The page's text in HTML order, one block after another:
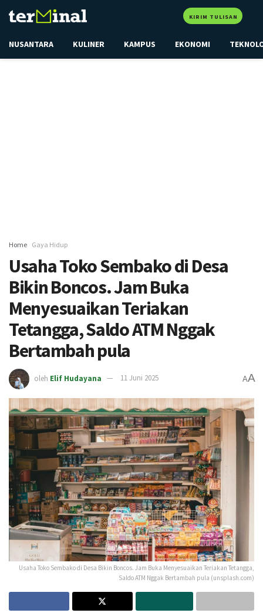
KIRIM TULISAN
NUSANTARA KULINER KAMPUS EKONOMI
Home Gaya Hidup
Usaha Toko Sembako di Desa
Bikin Boncos. Jam Buka
Menyesuaikan Teriakan
Tetangga, Saldo ATM Nggak
Bertambah pula
oleh Elif Hudayana 11 Juni 2025 AA
Usaha Toko Sembako di Desa Bikin Boncos. Jam Buka Menyesuaikan Teriakan Tetangga,
Saldo ATM Nggak Bertambah pula (unsplash.com)